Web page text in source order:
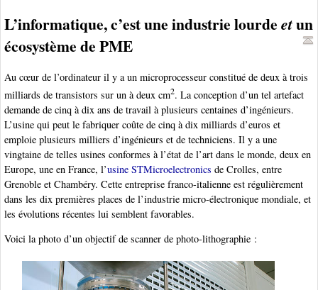
L’informatique, c’est une industrie lourde etun
écosystème de PME
Au cœur de l’ordinateur il y a un microprocesseur constitué de deux à trois
milliards de transistors sur un à deux cm2. La conception d’un tel artefact
demande de cinq à dix ans de travail à plusieurs centaines d’ingénieurs.
L’usine qui peut le fabriquer coûte de cinq à dix milliards d’euros et
emploie plusieurs milliers d’ingénieurs et de techniciens. Il y a une
vingtaine de telles usines conformes à l’état de l’art dans le monde, deux en
Europe, une en France, l’usine STMicroelectronics de Crolles, entre
Grenoble et Chambéry. Cette entreprise franco-italienne est régulièrement
dans les dix premières places de l’industrie micro-électronique mondiale, et
les évolutions récentes lui semblent favorables.
Voici la photo d’un objectif de scanner de photo-lithographie :